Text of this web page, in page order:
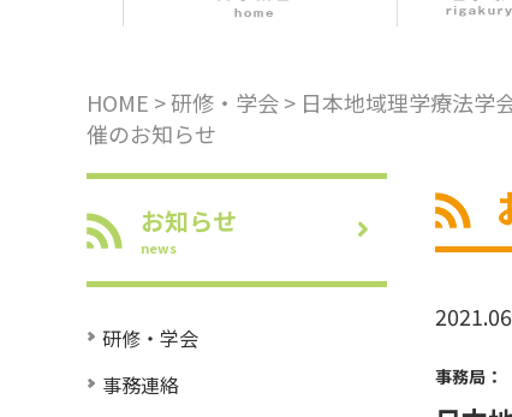
HOME >研修・学会> 日本地域理学療法学
催のお知らせ
お知らせ
news
研修・学会
事務連絡
事務局：